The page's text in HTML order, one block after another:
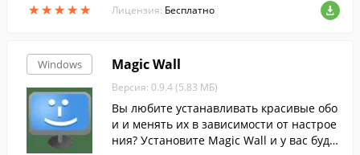
★★★★★
★★★★★ Лицензия: Бесплатно
Windows Magic Wall
Версия: 0.9.4 (5.83 МБ)
Вы любите устанавливать красивые обо
и и менять их в зависимости от настрое
ния? Установите Magic Wall и у вас буде